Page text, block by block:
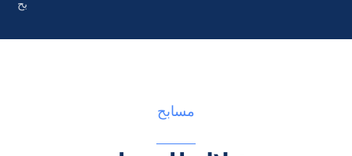
بح
مسابح